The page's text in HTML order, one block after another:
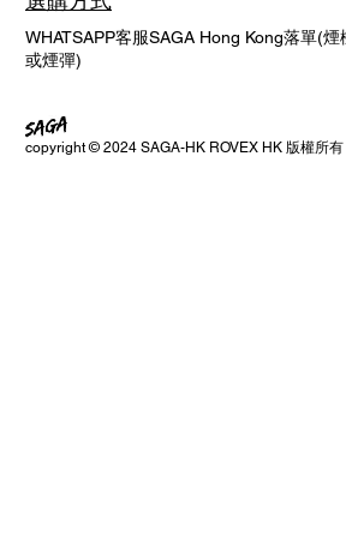
WHATSAPP客服SAGA Hong Kong落單(煙
或煙彈)
copyright © 2024 SAGA-HK ROVEX HK 版權所有